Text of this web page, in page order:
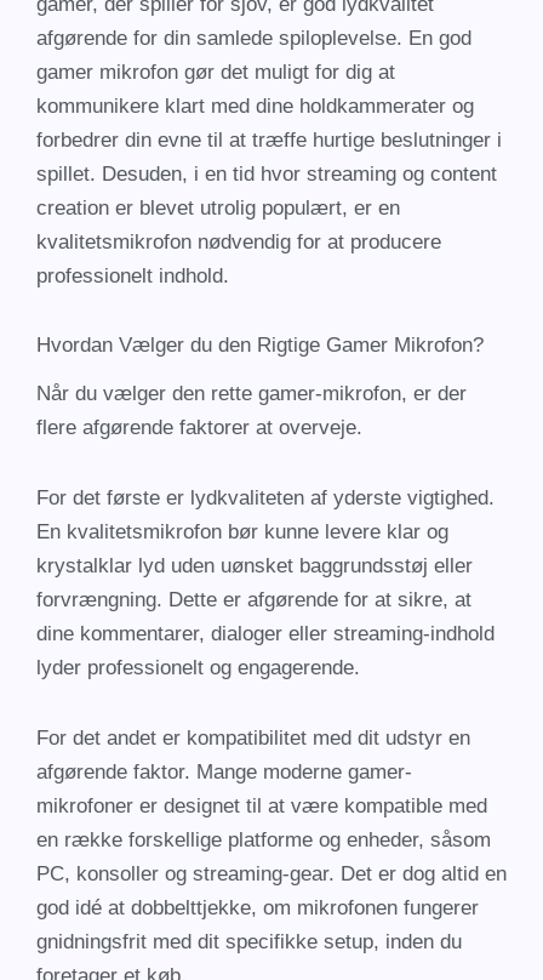
afgørende for din samlede spiloplevelse. En god
gamer mikrofon gør det muligt for dig at
kommunikere klart med dine holdkammerater og
forbedrer din evne til at træffe hurtige beslutninger i
spillet. Desuden, i en tid hvor streaming og content
creation er blevet utrolig populært, er en
kvalitetsmikrofon nødvendig for at producere
professionelt indhold.
Hvordan Vælger du den Rigtige Gamer Mikrofon?
Når du vælger den rette gamer-mikrofon, er der
flere afgørende faktorer at overveje.
For det første er lydkvaliteten af yderste vigtighed.
En kvalitetsmikrofon bør kunne levere klar og
krystalklar lyd uden uønsket baggrundsstøj eller
forvrængning. Dette er afgørende for at sikre, at
dine kommentarer, dialoger eller streaming-indhold
lyder professionelt og engagerende.
For det andet er kompatibilitet med dit udstyr en
afgørende faktor. Mange moderne gamer-
mikrofoner er designet til at være kompatible med
en række forskellige platforme og enheder, såsom
PC, konsoller og streaming-gear. Det er dog altid en
god idé at dobbelttjekke, om mikrofonen fungerer
gnidningsfrit med dit specifikke setup, inden du